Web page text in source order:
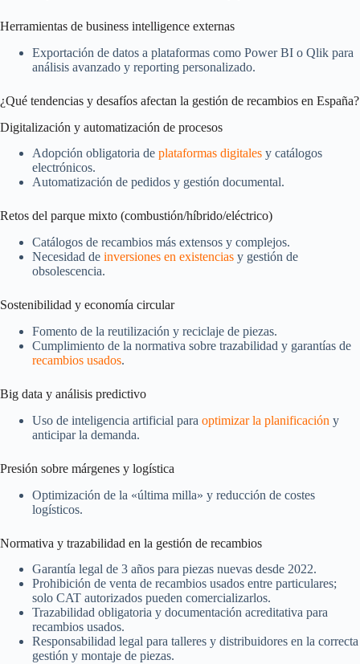
Herramientas de business intelligence externas
Exportación de datos a plataformas como Power BI o Qlik para
análisis avanzado y reporting personalizado.
¿Qué tendencias y desafíos afectan la gestión de recambios en España?
Digitalización y automatización de procesos
Adopción obligatoria de plataformas digitales y catálogos
electrónicos.
Automatización de pedidos y gestión documental.
Retos del parque mixto (combustión/híbrido/eléctrico)
Catálogos de recambios más extensos y complejos.
Necesidad de inversiones en existencias y gestión de
obsolescencia.
Sostenibilidad y economía circular
Fomento de la reutilización y reciclaje de piezas.
Cumplimiento de la normativa sobre trazabilidad y garantías de
recambios usados.
Big data y análisis predictivo
Uso de inteligencia artificial para optimizar la planificación y
anticipar la demanda.
Presión sobre márgenes y logística
Optimización de la «última milla» y reducción de costes
logísticos.
Normativa y trazabilidad en la gestión de recambios
Garantía legal de 3 años para piezas nuevas desde 2022.
Prohibición de venta de recambios usados entre particulares;
solo CAT autorizados pueden comercializarlos.
Trazabilidad obligatoria y documentación acreditativa para
recambios usados.
Responsabilidad legal para talleres y distribuidores en la correcta
gestión y montaje de piezas.